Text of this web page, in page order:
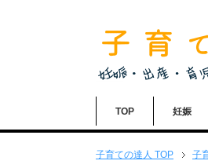
TOP 妊娠
子育ての達人 TOP 子